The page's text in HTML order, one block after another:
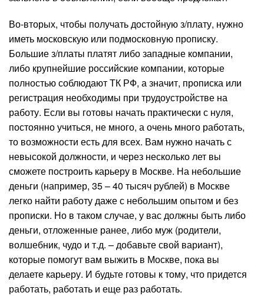
Во-вторых, чтобы получать достойную з/плату, нужно
иметь московскую или подмосковную прописку.
Большие з/платы платят либо западные компании,
либо крупнейшие российские компании, которые
полностью соблюдают ТК РФ, а значит, прописка или
регистрация необходимы при трудоустройстве на
работу. Если вы готовы начать практически с нуля,
постоянно учиться, не много, а очень много работать,
то возможности есть для всех. Вам нужно начать с
невысокой должности, и через несколько лет вы
сможете построить карьеру в Москве. На небольшие
деньги (например, 35 – 40 тысяч рублей) в Москве
легко найти работу даже с небольшим опытом и без
прописки. Но в таком случае, у вас должны быть либо
деньги, отложенные ранее, либо муж (родители,
волшебник, чудо и т.д. – добавьте свой вариант),
которые помогут вам выжить в Москве, пока вы
делаете карьеру. И будьте готовы к тому, что придется
работать, работать и еще раз работать.